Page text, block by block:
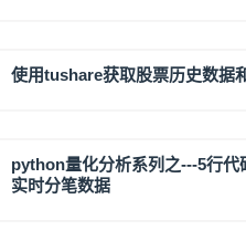
使用tushare获取股票历史数据
python量化分析系列之---5行代
实时分笔数据